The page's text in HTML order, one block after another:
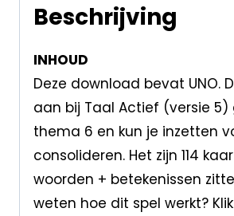
Beschrijving
INHOUD
Deze download bevat UNO.
aan bij Taal Actief (versie 5)
thema 6 en kun je inzetten
consolideren. Het zijn 114
woorden + betekenissen
weten hoe dit spel werkt?